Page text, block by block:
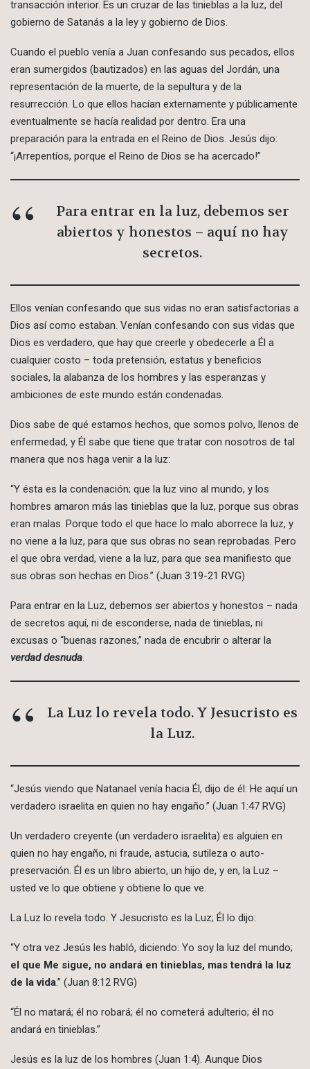
transacción interior. Es un cruzar de las tinieblas a la luz, del
gobierno de Satanás a la ley y gobierno de Dios.
Cuando el pueblo venía a Juan confesando sus pecados, ellos
eran sumergidos (bautizados) en las aguas del Jordán, una
representación de la muerte, de la sepultura y de la
resurrección. Lo que ellos hacían externamente y públicamente
eventualmente se hacía realidad por dentro. Era una
preparación para la entrada en el Reino de Dios. Jesús dijo:
“¡Arrepentíos, porque el Reino de Dios se ha acercado!”
Para entrar en la luz, debemos ser
abiertos y honestos – aquí no hay
secretos.
Ellos venían confesando que sus vidas no eran satisfactorias a
Dios así como estaban. Venían confesando con sus vidas que
Dios es verdadero, que hay que creerle y obedecerle a Él a
cualquier costo – toda pretensión, estatus y beneficios
sociales, la alabanza de los hombres y las esperanzas y
ambiciones de este mundo están condenadas.
Dios sabe de qué estamos hechos, que somos polvo, llenos de
enfermedad, y Él sabe que tiene que tratar con nosotros de tal
manera que nos haga venir a la luz:
“Y ésta es la condenación; que la luz vino al mundo, y los
hombres amaron más las tinieblas que la luz, porque sus obras
eran malas. Porque todo el que hace lo malo aborrece la luz, y
no viene a la luz, para que sus obras no sean reprobadas. Pero
el que obra verdad, viene a la luz, para que sea manifiesto que
sus obras son hechas en Dios.” (Juan 3:19-21 RVG)
Para entrar en la Luz, debemos ser abiertos y honestos – nada
de secretos aquí, ni de esconderse, nada de tinieblas, ni
excusas o “buenas razones,” nada de encubrir o alterar la
verdad desnuda
La Luz lo revela todo. Y Jesucristo es
la Luz.
“Jesús viendo que Natanael venía hacia Él, dijo de él: He aquí un
verdadero israelita en quien no hay engaño.” (Juan 1:47 RVG)
Un verdadero creyente (un verdadero israelita) es alguien en
quien no hay engaño, ni fraude, astucia, sutileza o auto-
preservación. Él es un libro abierto, un hijo de, y en, la Luz –
usted ve lo que obtiene y obtiene lo que ve.
La Luz lo revela todo. Y Jesucristo es la Luz; Él lo dijo:
“Y otra vez Jesús les habló, diciendo: Yo soy la luz del mundo;
el que Me sigue, no andará en tinieblas, mas tendrá la luz
de la vida.” (Juan 8:12 RVG)
“Él no matará; él no robará; él no cometerá adulterio; él no
andará en tinieblas.”
Jesús es la luz de los hombres (Juan 1:4). Aunque Dios